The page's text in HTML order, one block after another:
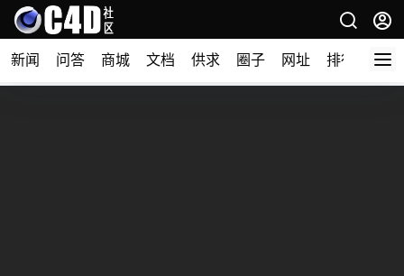
新闻 问答 商城 文档 供求 圈子 网址 排行榜